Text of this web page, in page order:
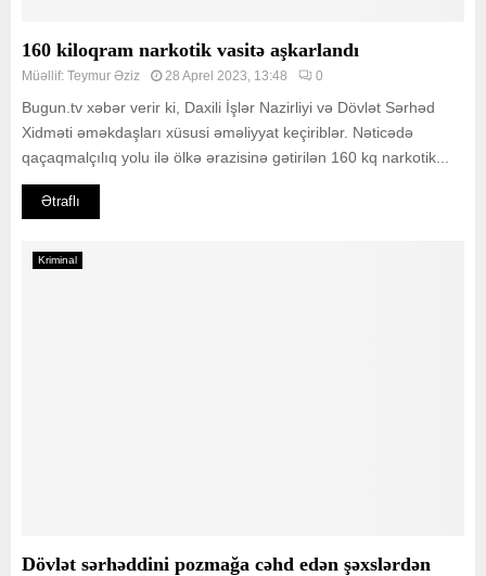
160 kiloqram narkotik vasitə aşkarlandı
Müəllif: Teymur Əziz 28 Aprel 2023, 13:48 0
Bugun.tv xəbər verir ki, Daxili İşlər Nazirliyi və Dövlət Sərhəd
Xidməti əməkdaşları xüsusi əməliyyat keçiriblər. Nəticədə
qaçaqmalçılıq yolu ilə ölkə ərazisinə gətirilən 160 kq narkotik...
Ətraflı
Kriminal
Dövlət sərhəddini pozmağa cəhd edən şəxslərdən